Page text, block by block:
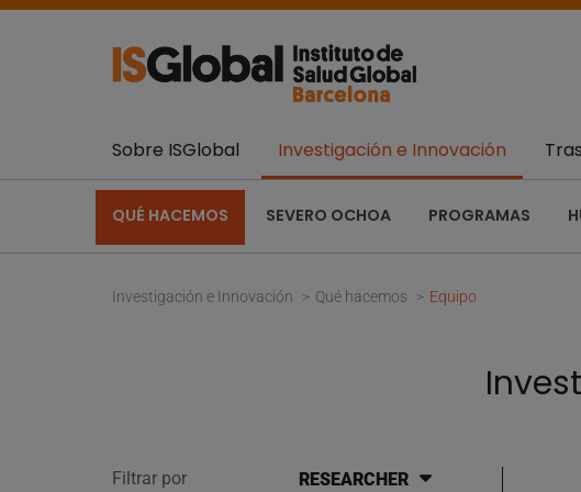
Sobre ISGlobal Investigación e Innovación
QUÉ HACEMOS SEVERO OCHOA PROGRAMAS
Investigación e Innovación Qué hacemos Equipo
Filtrar por RESEARCHER